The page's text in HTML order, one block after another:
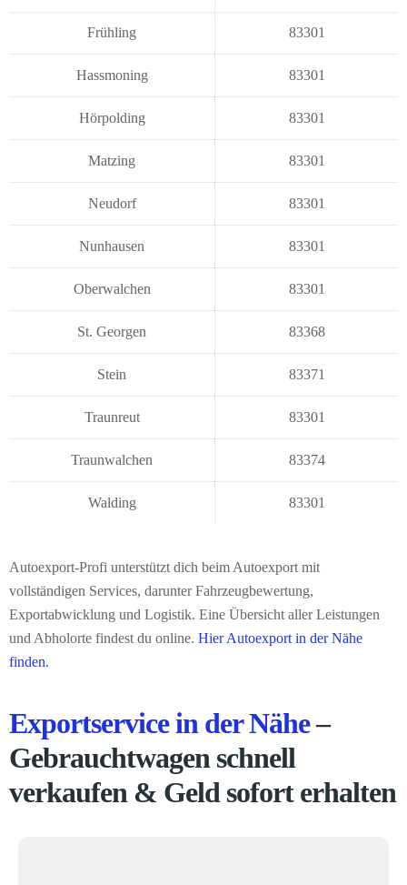
Frühling 83301
Hassmoning 83301
Hörpolding 83301
Matzing 83301
Neudorf 83301
Nunhausen 83301
Oberwalchen 83301
St. Georgen 83368
Stein 83371
Traunreut 83301
Traunwalchen 83374
Walding 83301
Autoexport-Profi unterstützt dich beim Autoexport mit
vollständigen Services, darunter Fahrzeugbewertung,
Exportabwicklung und Logistik. Eine Übersicht aller Leistungen
und Abholorte findest du online. Hier Autoexport in der Nähe
finden.
Exportservice in der Nähe–
Gebrauchtwagen schnell
verkaufen & Geld sofort erhalten